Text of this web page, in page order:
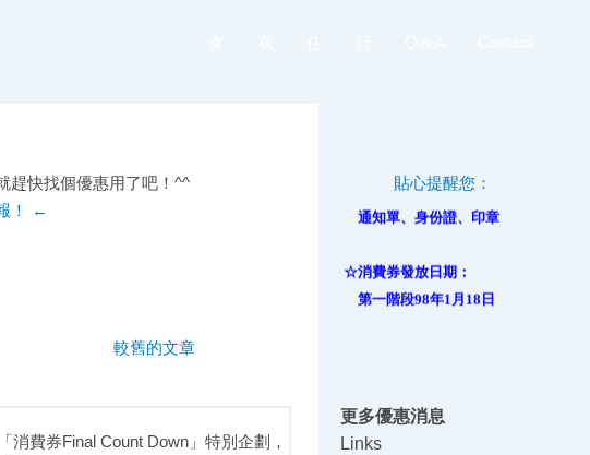
趕快找個優惠用了吧！^^
！ ←
較舊的文章
費券Final Count Down」特別企劃，
貼心提醒您：
☆領取消費券請攜帶
通知單、身份證、印章
☆消費券發放日期：
第一階段98年1月18日
完成戶籍登記的嬰兒，
可領消費券
更多優惠消息
Links